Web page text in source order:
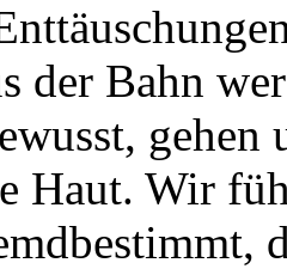
der Bahn
gehen
Haut. Wir